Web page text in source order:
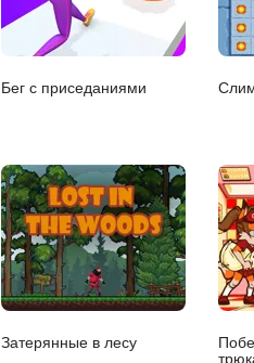
Бег с приседаниями
Затерянные в лесу